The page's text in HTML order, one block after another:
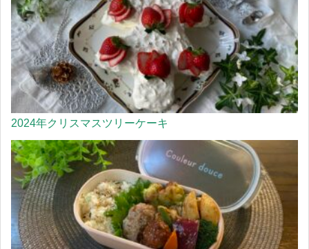
2024年クリスマスツリーケーキ